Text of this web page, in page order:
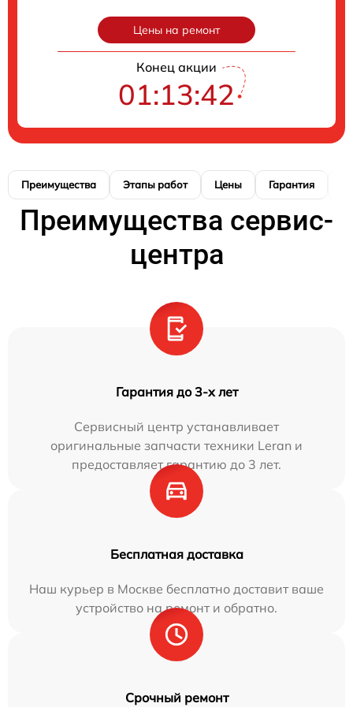
Цены на ремонт
Конец акции
01:13:41
Преимущества Этапы работ Цены Гарантия
Преимущества сервис-
центра
Гарантия до 3-х лет
Сервисный центр устанавливает
оригинальные запчасти техники Leran и
предоставляет гарантию до 3 лет.
Бесплатная доставка
Наш курьер в Москве бесплатно доставит ваше
устройство на ремонт и обратно.
Срочный ремонт